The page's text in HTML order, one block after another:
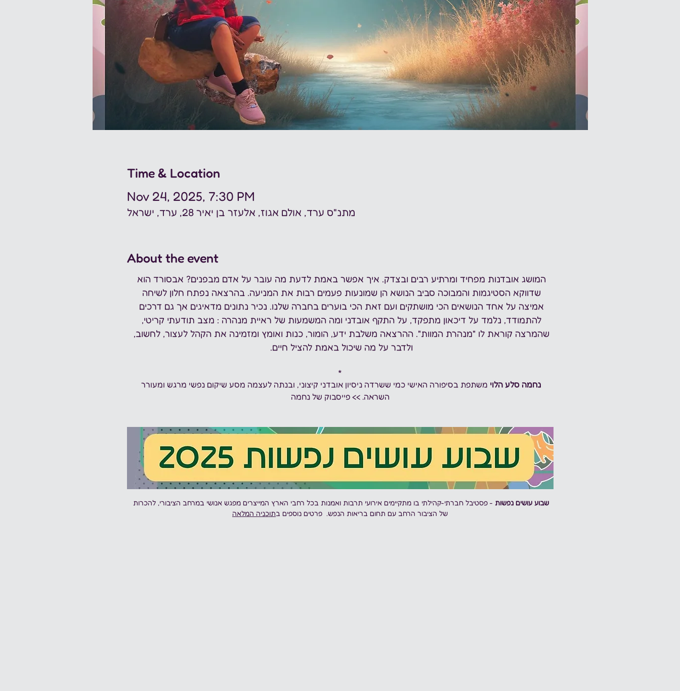
Time & Location
Nov 24, 2025, 7:30 PM
מתנ"ס ערד, אולם אגוז, אלעזר בן יאיר 28, ערד, ישראל
About the event
המושג אובדנות מפחיד ומרתיע רבים ובצדק. איך אפשר באמת לדעת מה עובר על אדם מבפנים? אבסורד הוא
שדווקא הסטיגמות והמבוכה סביב הנושא הן שמונעות פעמים רבות את המניעה. בהרצאה נפתח חלון לשיחה
אמיצה על אחד הנושאים הכי מושתקים ועם זאת הכי בוערים בחברה שלנו. נכיר נתונים מדאיגים אך גם דרכים
להתמודד, נלמד על דיכאון מתפקד, על התקף אובדני ומה המשמעות של ראיית מנהרה : מצב תודעתי קריטי,
שהמרצה קוראת לו "מנהרת המוות". ההרצאה משלבת ידע, הומור, כנות ואומץ ומזמינה את הקהל לעצור, לחשוב,
ולדבר על מה שיכול באמת להציל חיים.
*
נחמה סלע הלוי משתפת בסיפורה האישי כמי ששרדה ניסיון אובדני קיצוני, ובנתה לעצמה מסע שיקום נפשי מרגש ומעורר
השראה. >> פייסבוק של נחמה
שבוע עושים נפשות - פסטיבל חברתי-קהילתי בו מתקיימים אירועי תרבות ואמנות בכל רחבי הארץ המייצרים מפגש אנושי במרחב הציבורי, להכרות
של הציבור הרחב עם תחום בריאות הנפש.  פרטים נוספים בתוכניה המלאה